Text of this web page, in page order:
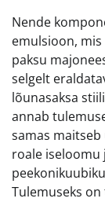
Nende
emulsioon,
paksu
selgelt
lõunasaksa
annab
samas
roale
Tulemuseks